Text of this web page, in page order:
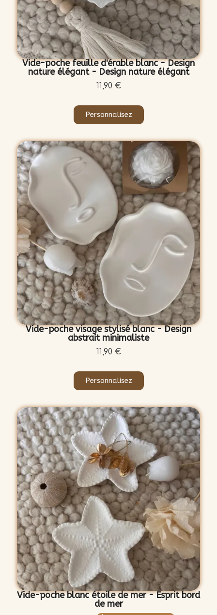
Vide-poche feuille d'érable blanc - Design
nature élégant - Design nature élégant
11,90 €
Personnalisez
Vide-poche visage stylisé blanc - Design
abstrait minimaliste
11,90 €
Personnalisez
Vide-poche blanc étoile de mer - Esprit bord
de mer